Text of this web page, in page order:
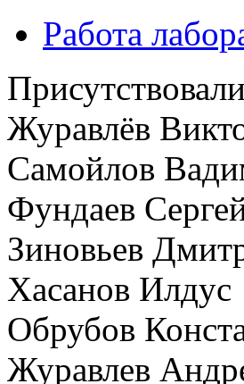
Работа
Журавлёв
Самойлов
Фундаев
Зиновьев
Хасанов Илдус
Обрубов
Журавлев